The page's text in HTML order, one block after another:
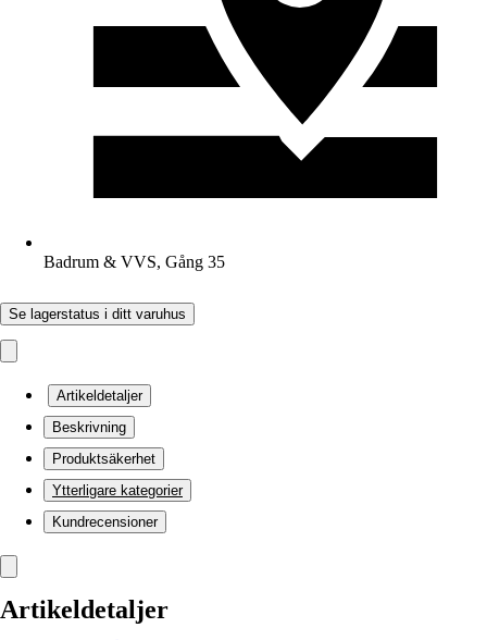
Badrum & VVS, Gång 35
Se lagerstatus i ditt varuhus
Artikeldetaljer
Beskrivning
Produktsäkerhet
Ytterligare kategorier
Kundrecensioner
Artikeldetaljer